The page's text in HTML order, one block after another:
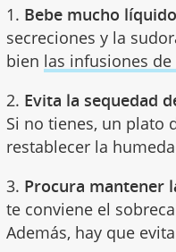
1. Bebe mucho líquido
secreciones y la
bien las infusiones
2. Evita la sequedad
Si no tienes, un plato
restablecer la
3. Procura mantener
te conviene el
Además, hay que